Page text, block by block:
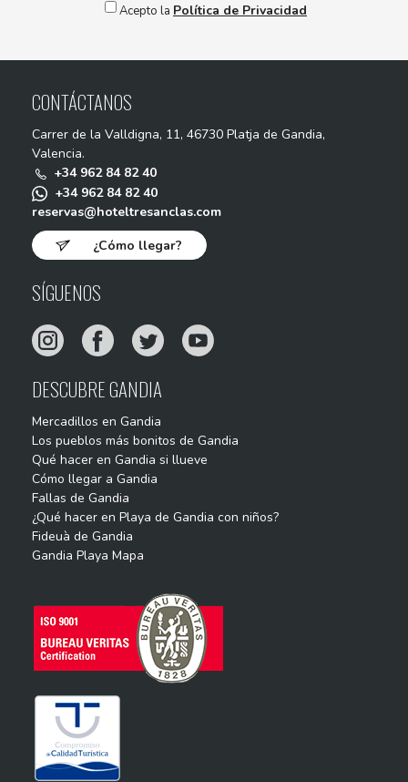
Acepto la Política de Privacidad
CONTÁCTANOS
Carrer de la Valldigna, 11, 46730 Platja de Gandia,
Valencia.
+34 962 84 82 40
+34 962 84 82 40
reservas@hoteltresanclas.com
¿Cómo llegar?
SÍGUENOS
DESCUBRE GANDIA
Mercadillos en Gandia
Los pueblos más bonitos de Gandia
Qué hacer en Gandia si llueve
Cómo llegar a Gandia
Fallas de Gandia
¿Qué hacer en Playa de Gandia con niños?
Fideuà de Gandia
Gandia Playa Mapa